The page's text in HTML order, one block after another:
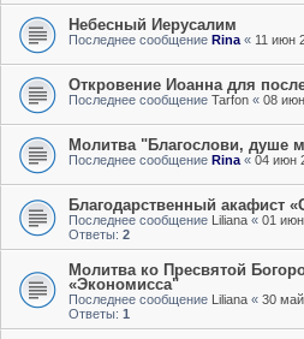
Небесный Иерусалим
Последнее сообщение Rina « 11 июн
Откровение Иоанна для
Последнее сообщение Tarfon « 08
Молитва "Благослови, душе
Последнее сообщение Rina « 04 июн
Благодарственный акафист
Последнее сообщение Liliana « 01
Ответы: 2
Молитва ко Пресвятой
«Экономисса"
Последнее сообщение Liliana « 30
Ответы: 1